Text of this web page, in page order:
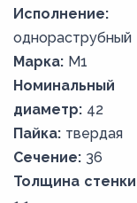
Исполнение:
однораструбный
Марка: М1
Номинальный
диаметр: 42
Пайка: твердая
Сечение: 36
Толщина